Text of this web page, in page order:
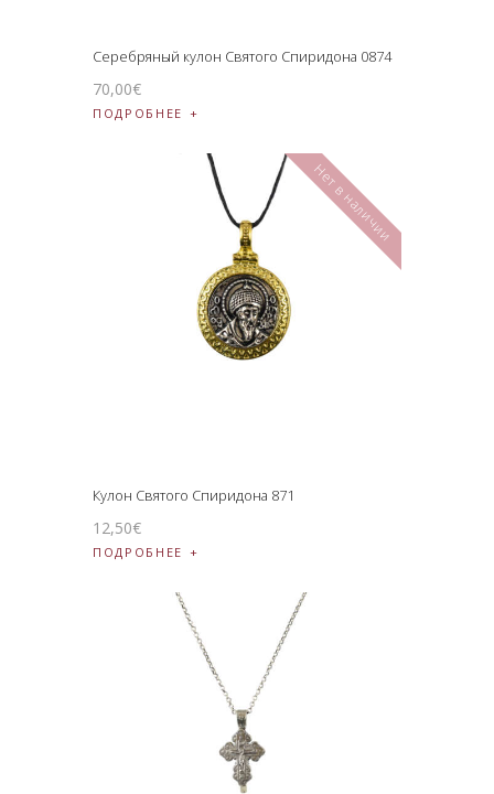
Серебряный кулон Святого Спиридона 0874
70,00€
ПОДРОБНЕЕ
Нет в наличии
Кулон Святого Спиридона 871
12,50€
ПОДРОБНЕЕ